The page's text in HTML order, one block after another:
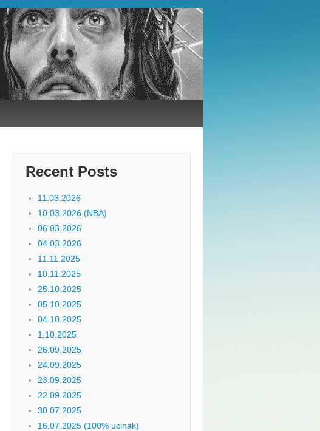
Recent Posts
11.03.2026
10.03.2026 (NBA)
06.03.2026
04.03.2026
11.11.2025
10.11.2025
25.10.2025
05.10.2025
04.10.2025
1.10.2025
26.09.2025
24.09.2025
23.09.2025
22.09.2025
30.07.2025
16.07.2025 (100% ucinak)